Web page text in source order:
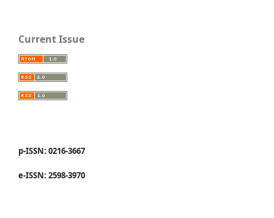
Current Issue
p-ISSN: 0216-3667
e-ISSN: 2598-3970